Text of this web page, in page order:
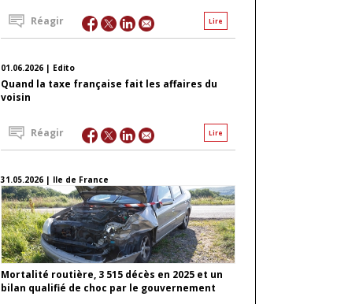
Lire
Réagir
01.06.2026 | Edito
Quand la taxe française fait les affaires du
voisin
Lire
Réagir
31.05.2026 | Ile de France
Mortalité routière, 3 515 décès en 2025 et un
bilan qualifié de choc par le gouvernement